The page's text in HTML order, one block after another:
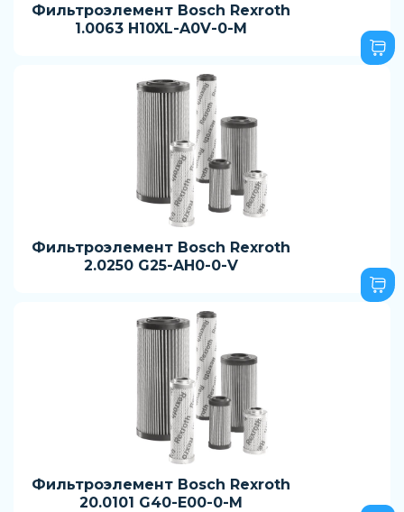
Фильтроэлемент Bosch Rexroth
1.0063 H10XL-A0V-0-M
Фильтроэлемент Bosch Rexroth
2.0250 G25-AH0-0-V
Фильтроэлемент Bosch Rexroth
20.0101 G40-E00-0-M